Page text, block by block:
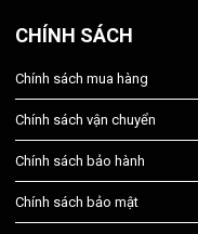
CHÍNH SÁCH
Chính sách mua hàng
Chính sách vận chuyển
Chính sách bảo hành
Chính sách bảo mật